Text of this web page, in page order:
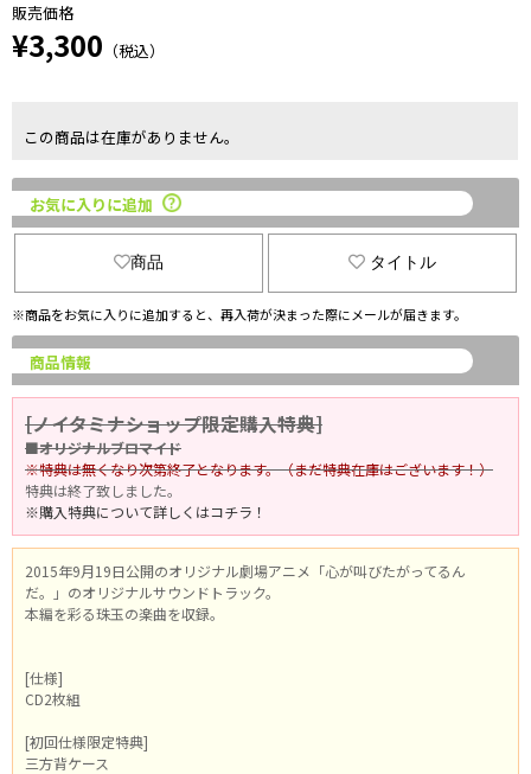
販売価格
¥3,300 （税込）
この商品は在庫がありません。
お気に入りに追加
商品 タイトル
※商品をお気に入りに追加すると、再入荷が決まった際にメールが届きます。
商品情報
[ノイタミナショップ限定購入特典]
■オリジナルブロマイド
※特典は無くなり次第終了となります。（まだ特典在庫はございます！）
特典は終了致しました。
※購入特典について詳しくはコチラ！
2015年9月19日公開のオリジナル劇場アニメ「心が叫びたがってるん
だ。」のオリジナルサウンドトラック。
本編を彩る珠玉の楽曲を収録。
[仕様]
CD2枚組
[初回仕様限定特典]
三方背ケース